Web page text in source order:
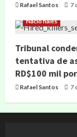
Rafael Santos 7
Nacionales
Tribunal
tentativa de
RD$100 mil
Rafael Santos 7